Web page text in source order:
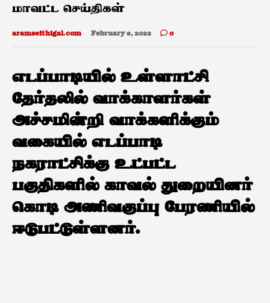
மாவட்ட செய்திகள்
aramseithigal.com February 9, 2022 0
எடப்பாடியில் உள்ளாட்சி
தேர்தலில் வாக்காளர்கள்
அச்சமின்றி வாக்களிக்கும்
வகையில் எடப்பாடி
நகராட்சிக்கு உட்பட்ட
பகுதிகளில் காவல் துறையினர்
கொடி அணிவகுப்பு பேரணியில்
ஈடுபட்டுள்ளனர்.